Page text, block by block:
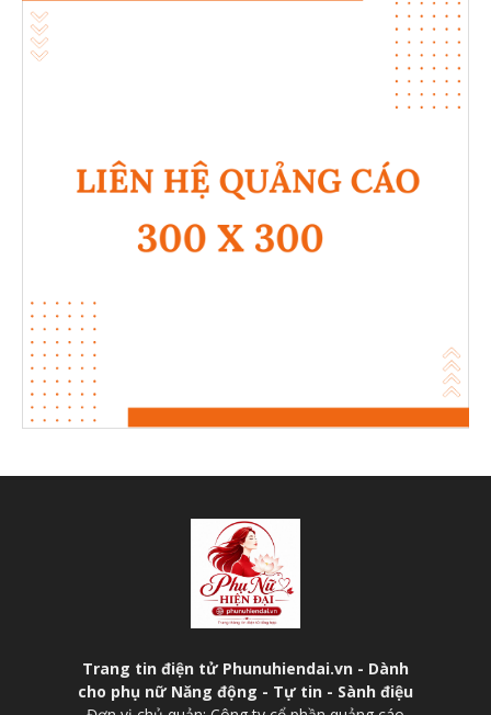
Trang tin điện tử Phunuhiendai.vn - Dành
cho phụ nữ Năng động - Tự tin - Sành điệu